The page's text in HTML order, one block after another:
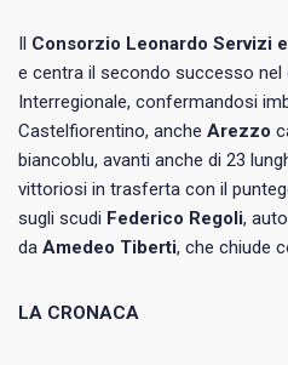
Il Consorzio Leonardo Servizi
e centra il secondo successo nel
Interregionale, confermandosi
Castelfiorentino, anche Arezzo
biancoblu, avanti anche di 23
vittoriosi in trasferta con il
sugli scudi Federico Regoli,
da Amedeo Tiberti, che chiude
LA CRONACA